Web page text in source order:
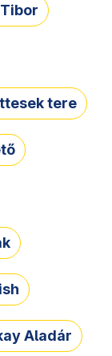
tere
Aladár